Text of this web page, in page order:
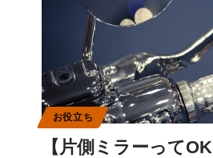
お役立ち
【片側ミラーって